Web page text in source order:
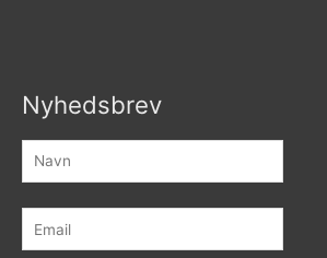
Nyhedsbrev